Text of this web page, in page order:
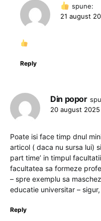
spune:
21 august
Reply
Din popor
20 august 2025
Poate isi face timp dnul
articol ( daca nu sursa lui)
part time’ in timpul
facultatea sa formeze
– spre exemplu sa
educatie universitar –
Reply